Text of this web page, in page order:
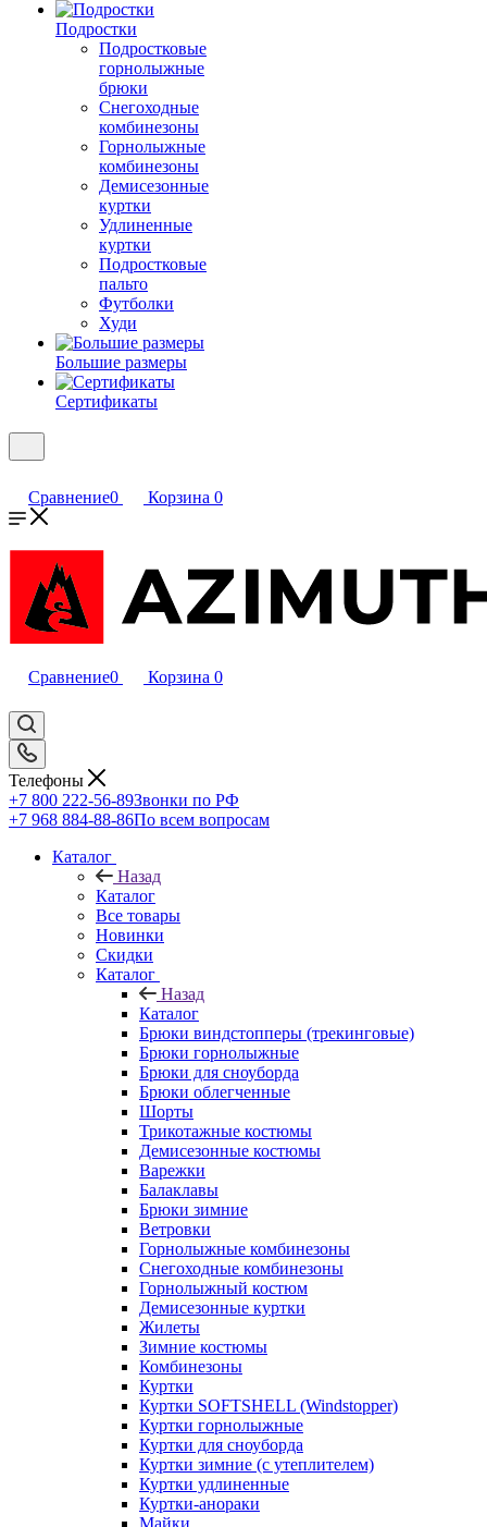
Подростки
Подростковые
горнолыжные
брюки
Снегоходные
комбинезоны
Горнолыжные
комбинезоны
Демисезонные
куртки
Удлиненные
куртки
Подростковые
пальто
Футболки
Худи
Большие размеры
Сертификаты
Сравнение0 Корзина 0
Сравнение0 Корзина 0
Телефоны
+7 800 222-56-89Звонки по РФ
+7 968 884-88-86По всем вопросам
Каталог
Назад
Каталог
Все товары
Новинки
Скидки
Каталог
Назад
Каталог
Брюки виндстопперы (трекинговые)
Брюки горнолыжные
Брюки для сноуборда
Брюки облегченные
Шорты
Трикотажные костюмы
Демисезонные костюмы
Варежки
Балаклавы
Брюки зимние
Ветровки
Горнолыжные комбинезоны
Снегоходные комбинезоны
Горнолыжный костюм
Демисезонные куртки
Жилеты
Зимние костюмы
Комбинезоны
Куртки
Куртки SOFTSHELL (Windstopper)
Куртки горнолыжные
Куртки для сноуборда
Куртки зимние (с утеплителем)
Куртки удлиненные
Куртки-анораки
Майки